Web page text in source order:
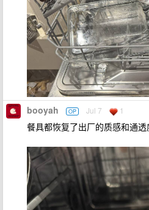
booyah OP Jul 7 1
餐具都恢复了出厂的质感和通透